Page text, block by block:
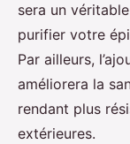
sera un
purifier votre
Par ailleurs,
améliorera la
rendant plus
extérieures.